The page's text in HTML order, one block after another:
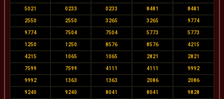
5021 0233 0233 8481 8481
2550 2550 3265 3265 9774
9774 7504 7504 5773 5773
1250 1250 8576 8576 4215
4215 1065 1065 2821 2821
7599 7599 4111 4111 9992
9992 1363 1363 2086 2086
9240 9240 8041 8041 9828